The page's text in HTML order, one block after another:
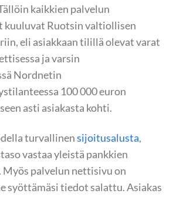
kaikkien palvelun
kuuluvat Ruotsin valtiollisen
eli asiakkaan tilillä olevat varat
ja varsin
Nordnetin
100 000 euron
asti asiakasta kohti.
turvallinensijoitusalusta,
vastaa yleistä pankkien
palvelun nettisivu on
syöttämäsi tiedot salattu. Asiakas